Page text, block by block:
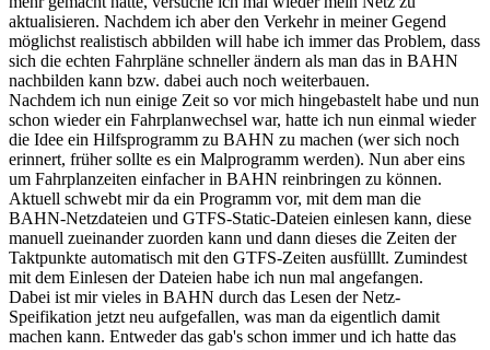
aktualisieren. Nachdem ich aber den Verkehr in meiner Gegend
möglichst realistisch abbilden will habe ich immer das Problem, dass
sich die echten Fahrpläne schneller ändern als man das in BAHN
nachbilden kann bzw. dabei auch noch weiterbauen.
Nachdem ich nun einige Zeit so vor mich hingebastelt habe und nun
schon wieder ein Fahrplanwechsel war, hatte ich nun einmal wieder
die Idee ein Hilfsprogramm zu BAHN zu machen (wer sich noch
erinnert, früher sollte es ein Malprogramm werden). Nun aber eins
um Fahrplanzeiten einfacher in BAHN reinbringen zu können.
Aktuell schwebt mir da ein Programm vor, mit dem man die
BAHN-Netzdateien und GTFS-Static-Dateien einlesen kann, diese
manuell zueinander zuorden kann und dann dieses die Zeiten der
Taktpunkte automatisch mit den GTFS-Zeiten ausfülllt. Zumindest
mit dem Einlesen der Dateien habe ich nun mal angefangen.
Dabei ist mir vieles in BAHN durch das Lesen der Netz-
Speifikation jetzt neu aufgefallen, was man da eigentlich damit
machen kann. Entweder das gab's schon immer und ich hatte das